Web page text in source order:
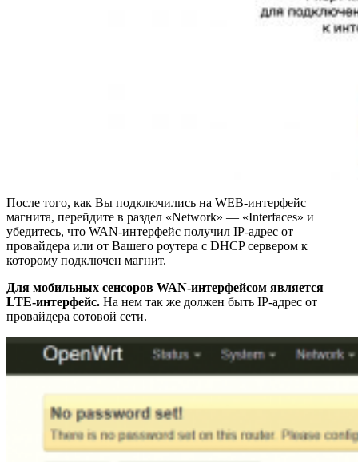
После того, как Вы подключились на WEB-интерфейс
магнита, перейдите в раздел «Network» — «Interfaces» и
убедитесь, что WAN-интерфейс получил IP-адрес от
провайдера или от Вашего роутера с DHCP сервером к
которому подключен магнит.
Для мобильных сенсоров WAN-интерфейсом является
LTE-интерфейс. На нем так же должен быть IP-адрес от
провайдера сотовой сети.